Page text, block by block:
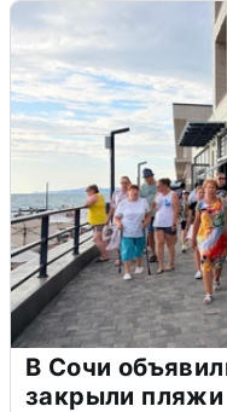
В Сочи
закрыли пляжи